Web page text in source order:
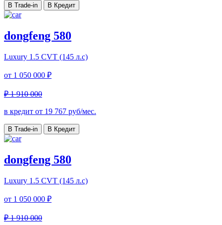
В Trade-in В Кредит
dongfeng 580
Luxury 1.5 CVT (145 л.с)
от 1 050 000 ₽
₽ 1 910 000
в кредит от 19 767 руб/мес.
В Trade-in В Кредит
dongfeng 580
Luxury 1.5 CVT (145 л.с)
от 1 050 000 ₽
₽ 1 910 000